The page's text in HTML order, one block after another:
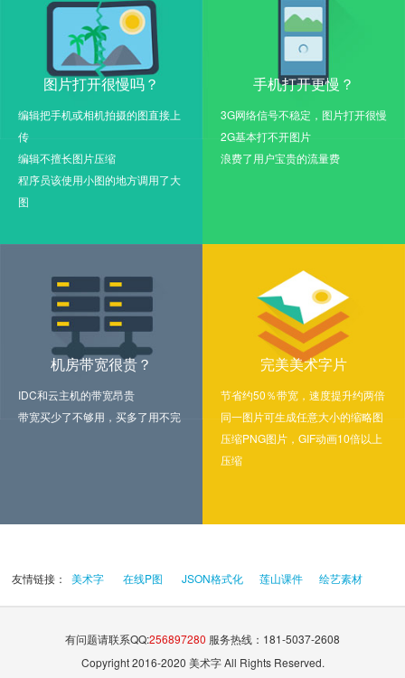
图片打开很慢吗？
编辑把手机或相机拍摄的图直接上
传
编辑不擅长图片压缩
程序员该使用小图的地方调用了大
图
手机打开更慢？
3G网络信号不稳定，图片打开很慢
2G基本打不开图片
浪费了用户宝贵的流量费
机房带宽很贵？
IDC和云主机的带宽昂贵
带宽买少了不够用，买多了用不完
完美美术字片
节省约50％带宽，速度提升约两倍
同一图片可生成任意大小的缩略图
压缩PNG图片，GIF动画10倍以上
压缩
友情链接：美术字 在线P图 JSON格式化 莲山课件 绘艺素材
有问题请联系QQ:256897280 服务热线：181-5037-2608
Copyright 2016-2020 美术字 All Rights Reserved.